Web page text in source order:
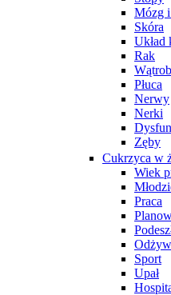
Mózg
Skóra
Układ
Rak
Płuca
Nerwy
Nerki
Zęby
Cukrzyca w
Wiek
Praca
Sport
Upał